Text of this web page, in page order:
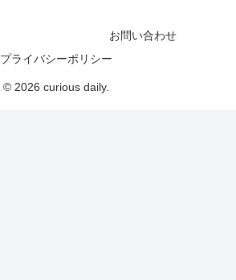
お問い合わせ
プライバシーポリシー
© 2026 curious daily.